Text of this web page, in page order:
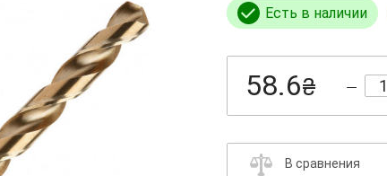
Есть в наличии
58.6₴
В сравнения